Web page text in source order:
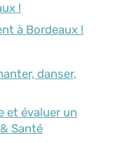
!
à Bordeaux !
danser,
et évaluer un
Santé